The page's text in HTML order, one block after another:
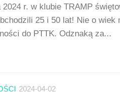
2024 r. w klubie TRAMP
25 i 50 lat! Nie o
do PTTK. Odznaką za...
2024-04-02